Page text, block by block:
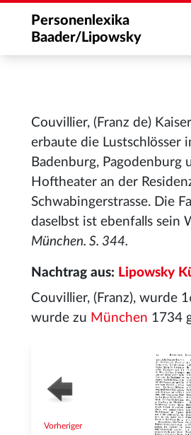
Personenlexika
Baader/Lipowsky
Couvillier, (Franz de)
erbaute die Lustschlösser
Badenburg, Pagodenburg
Hoftheater an der
Schwabingerstrasse. Die
daselbst ist ebenfalls sein
München. S. 344.
Nachtrag aus: Lipowsky
Couvillier, (Franz), wurde
wurde zu München 1734
Vorheriger